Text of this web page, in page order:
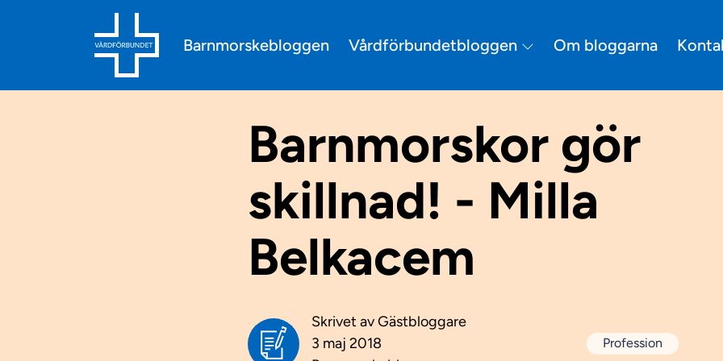
Barnmorskebloggen Vårdförbundetbloggen Om bloggarna
Barnmorskor gör
skillnad! - Milla
Belkacem
Skrivet avGästbloggare
3 maj 2018
Profession